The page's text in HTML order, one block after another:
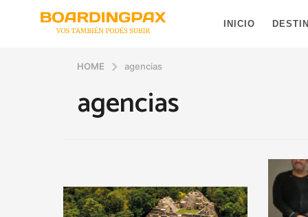
INICIO
HOME agencias
agencias